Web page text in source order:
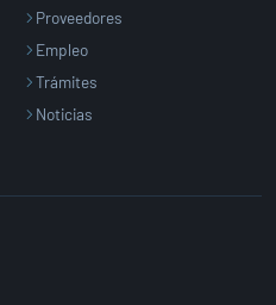
Proveedores
Empleo
Trámites
Noticias